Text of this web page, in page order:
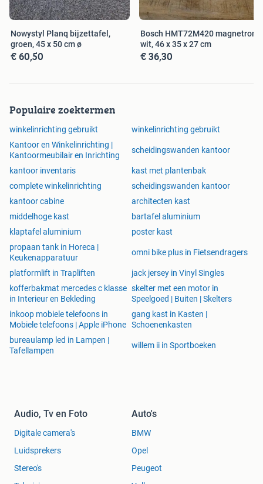
Nowystyl Planq bijzettafel,
groen, 45 x 50 cm ø
€ 60,50
Bosch HMT72M420 magnetron,
wit, 46 x 35 x 27 cm
€ 36,30
Populaire zoektermen
winkelinrichting gebruikt
winkelinrichting gebruikt
Kantoor en Winkelinrichting |
Kantoormeubilair en Inrichting
scheidingswanden kantoor
kantoor inventaris
kast met plantenbak
complete winkelinrichting
scheidingswanden kantoor
kantoor cabine
architecten kast
middelhoge kast
bartafel aluminium
klaptafel aluminium
poster kast
propaan tank in Horeca |
Keukenapparatuur
omni bike plus in Fietsendragers
platformlift in Trapliften
jack jersey in Vinyl Singles
kofferbakmat mercedes c klasse
in Interieur en Bekleding
skelter met een motor in
Speelgoed | Buiten | Skelters
inkoop mobiele telefoons in
Mobiele telefoons | Apple iPhone
gang kast in Kasten |
Schoenenkasten
bureaulamp led in Lampen |
Tafellampen
willem ii in Sportboeken
Audio, Tv en Foto
Digitale camera's
Luidsprekers
Stereo's
Auto's
BMW
Opel
Peugeot